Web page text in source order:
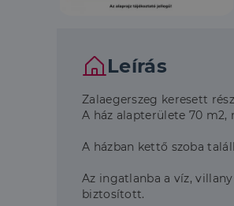
Leírás
Zalaegerszeg keresett
A ház alapterülete 70 m2,
A házban kettő szoba
Az ingatlanba a víz,
biztosított.